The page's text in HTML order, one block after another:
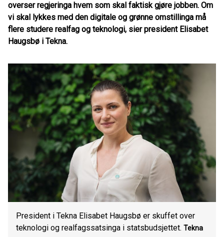
overser regjeringa hvem som skal faktisk gjøre jobben. Om
vi skal lykkes med den digitale og grønne omstillinga må
flere studere realfag og teknologi, sier president Elisabet
Haugsbø i Tekna.
President i Tekna Elisabet Haugsbø er skuffet over
teknologi og realfagssatsinga i statsbudsjettet. Tekna